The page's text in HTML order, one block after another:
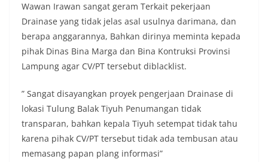
Wawan Irawan sangat geram Terkait pekerjaan
Drainase yang tidak jelas asal usulnya darimana, dan
berapa anggarannya, Bahkan dirinya meminta kepada
pihak Dinas Bina Marga dan Bina Kontruksi Provinsi
Lampung agar CV/PT tersebut diblacklist.
” Sangat disayangkan proyek pengerjaan Drainase di
lokasi Tulung Balak Tiyuh Penumangan tidak
transparan, bahkan kepala Tiyuh setempat tidak tahu
karena pihak CV/PT tersebut tidak ada tembusan atau
memasang papan plang informasi”